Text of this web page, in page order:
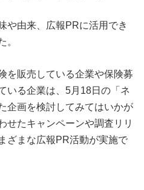
や由来、広報PRに活用でき
。
を販売している企業や保険募
いる企業は、5月18日の「ネ
企画を検討してみてはいかが
せたキャンペーンや調査リリ
ざまな広報PR活動が実施で